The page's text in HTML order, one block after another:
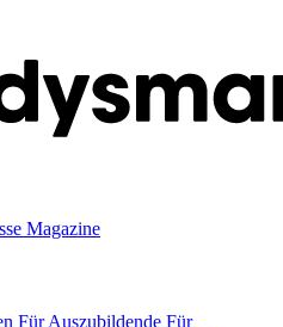
Magazine
Für Auszubildende Für